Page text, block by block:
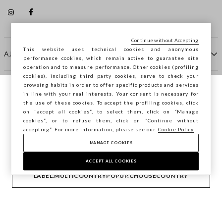
AJUTOR
COMPANIE
CONTACTE
Copyright © Ovs S.p.A. P.Iva 04240010274 - Cap. Soc.
290.923.470 -2.4.0
Navighezi pe STEFANEL Italia, vrei să
salvezi locația ta?
CONFIRMĂ
LABEL.MULTICOUNTRYPOPUP.CHOOSECOUNTRY
footer.item.country România
This website uses technical cookies and anonymous
performance cookies, which remain active to guarantee site
operation and to measure performance. Other cookies (profiling
cookies), including third party cookies, serve to check your
browsing habits in order to offer specific products and services
in line with your real interests. Your consent is necessary for
the use of these cookies. To accept the profiling cookies, click
on "accept all cookies”, to select them, click on “Manage
cookies”, or to refuse them, click on “Continue without
accepting”. For more information, please see our Cookie Policy
MANAGE COOKIES
ACCEPT ALL COOKIES
Continue without Accepting